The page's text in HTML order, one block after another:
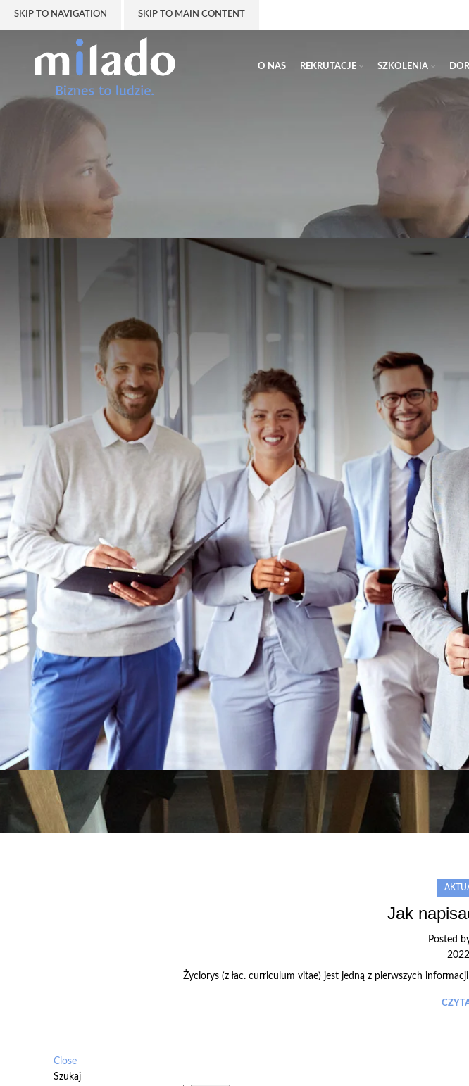
SKIP TO NAVIGATION SKIP TO MAIN CONTENT
O NAS REKRUTACJE SZKOLENIA
Jak
Posted
Życiorys (z łac. curriculum vitae) jest jedną z pierwszych
Close
Szukaj